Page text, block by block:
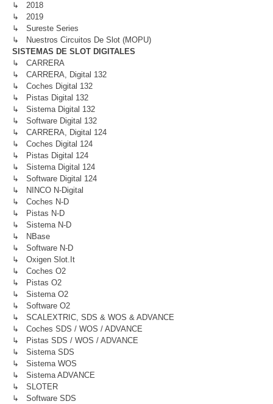
↳ 2018
↳ 2019
↳ Sureste Series
↳ Nuestros Circuitos De Slot (MOPU)
SISTEMAS DE SLOT DIGITALES
↳ CARRERA
↳ CARRERA, Digital 132
↳ Coches Digital 132
↳ Pistas Digital 132
↳ Sistema Digital 132
↳ Software Digital 132
↳ CARRERA, Digital 124
↳ Coches Digital 124
↳ Pistas Digital 124
↳ Sistema Digital 124
↳ Software Digital 124
↳ NINCO N-Digital
↳ Coches N-D
↳ Pistas N-D
↳ Sistema N-D
↳ NBase
↳ Software N-D
↳ Oxigen Slot.it
↳ Coches O2
↳ Pistas O2
↳ Sistema O2
↳ Software O2
↳ SCALEXTRIC, SDS & WOS & ADVANCE
↳ Coches SDS / WOS / ADVANCE
↳ Pistas SDS / WOS / ADVANCE
↳ Sistema SDS
↳ Sistema WOS
↳ Sistema ADVANCE
↳ SLOTER
↳ Software SDS